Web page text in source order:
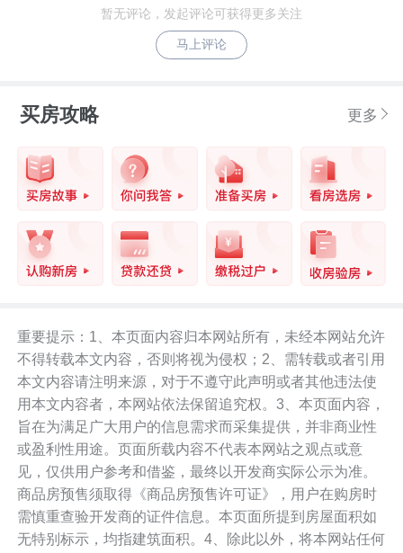
暂无评论，发起评论可获得更多关注
马上评论
买房攻略 更多
重要提示：1、本页面内容归本网站所有，未经本网站允许
不得转载本文内容，否则将视为侵权；2、需转载或者引用
本文内容请注明来源，对于不遵守此声明或者其他违法使
用本文内容者，本网站依法保留追究权。3、本页面内容，
旨在为满足广大用户的信息需求而采集提供，并非商业性
或盈利性用途。页面所载内容不代表本网站之观点或意
见，仅供用户参考和借鉴，最终以开发商实际公示为准。
商品房预售须取得《商品房预售许可证》，用户在购房时
需慎重查验开发商的证件信息。本页面所提到房屋面积如
无特别标示，均指建筑面积。4、除此以外，将本网站任何